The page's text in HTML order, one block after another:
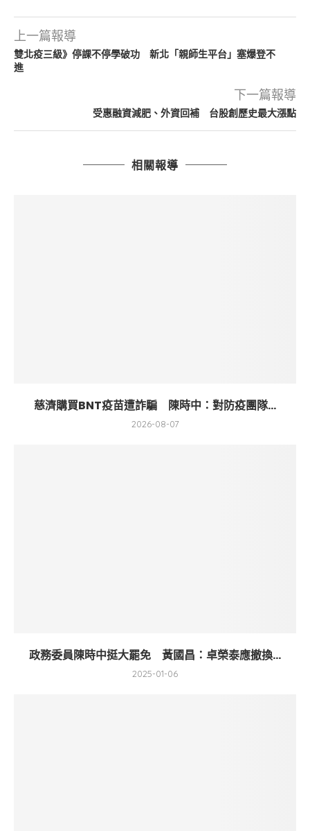
上一篇報導
雙北疫三級》停課不停學破功 新北「親師生平台」塞爆登不
進
下一篇報導
受惠融資減肥、外資回補 台股創歷史最大漲點
相關報導
慈濟購買BNT疫苗遭詐騙 陳時中：對防疫團隊...
2026-08-07
政務委員陳時中挺大罷免 黃國昌：卓榮泰應撤換...
2025-01-06